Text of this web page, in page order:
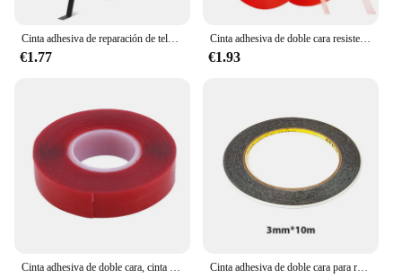
Cinta adhesiva de reparación de teléfono de doble cara, resistente al calor, pegatina de reparación de pantalla LCD para reparación de pantalla táctil de teléfono móvil, 10m
€1.77
Cinta adhesiva de doble cara resistente al calor, cinta transparente de alta adherencia para reparación de pantalla táctil de teléfono móvil, manualidades DIY, 10m
€1.93
Cinta adhesiva de doble cara, cinta adhesiva transparente de acrílico sin huellas para tira LED, cinta adhesiva de doble cara transparente sin costuras Cinta adhesiva de doble cara para reparación de teléfonos móviles, adhesivo de 10m de grosor de 0,3mm para pantalla táctil LCD de teléfono móvil